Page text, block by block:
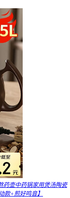
药壶中药锅家用煲汤陶瓷
款+煎好鸣音】